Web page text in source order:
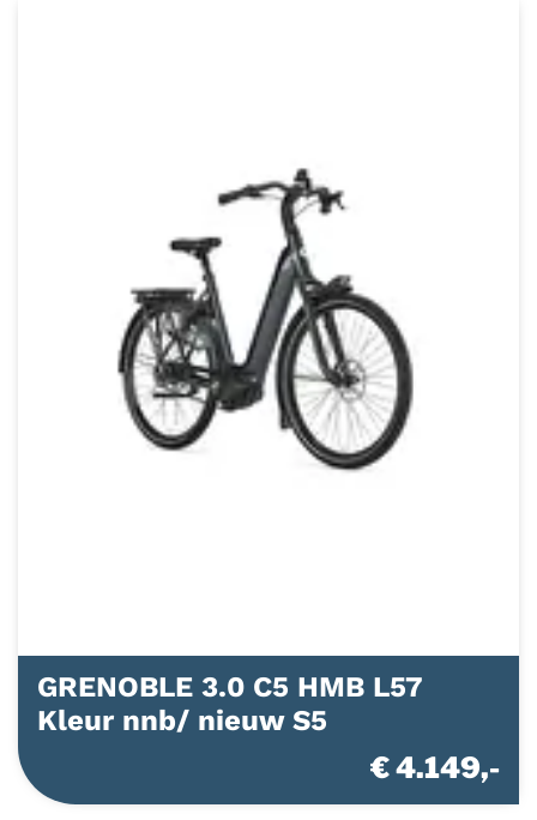
GRENOBLE 3.0 C5 HMB L57
Kleur nnb/ nieuw S5
€ 4.149,-